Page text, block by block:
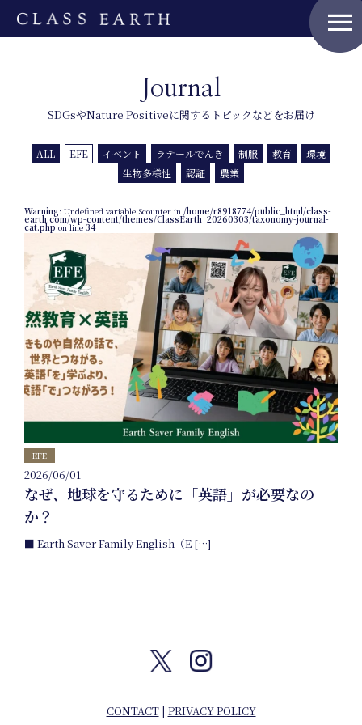
menu
Nature Positive Members
Art Project
Product Planning
News
Journal
Interview
Journal
SDGsやNature Positiveに関するトピックなどをお届け
ALL EFE イベント ラテールでんき 制服 教育
環境
生物多様性
認証 農業
Warning: Undefined variable $counter in /home/r8918774/public_html/class-
earth.com/wp-content/themes/ClassEarth_20260303/taxonomy-journal-
cat.php on line 34
EFE
2026/06/01
なぜ、地球を守るために「英語」が必要なの
か？
■ Earth Saver Family English（E […]
CONTACT| PRIVACY POLICY